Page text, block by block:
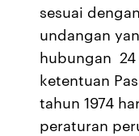
sesuai
undangan
hubungan 24
ketentuan
tahun 1974
peraturan